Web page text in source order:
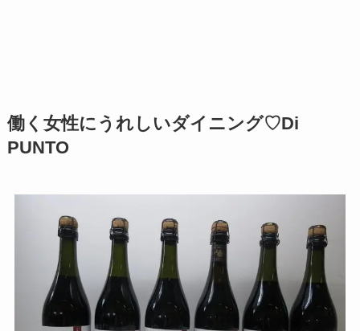
働く女性にうれしいダイニング♡Di
PUNTO